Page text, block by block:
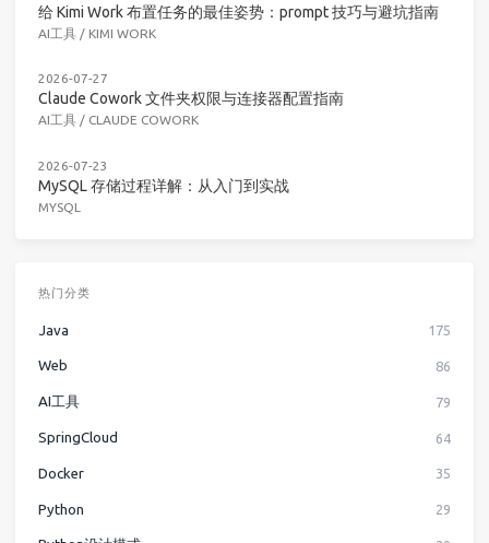
给 Kimi Work 布置任务的最佳姿势：prompt 技巧与避坑指南
AI工具 / KIMI WORK
2026-07-27
Claude Cowork 文件夹权限与连接器配置指南
AI工具 / CLAUDE COWORK
2026-07-23
MySQL 存储过程详解：从入门到实战
MYSQL
热门分类
Java 175
Web 86
AI工具 79
SpringCloud 64
Docker 35
Python 29